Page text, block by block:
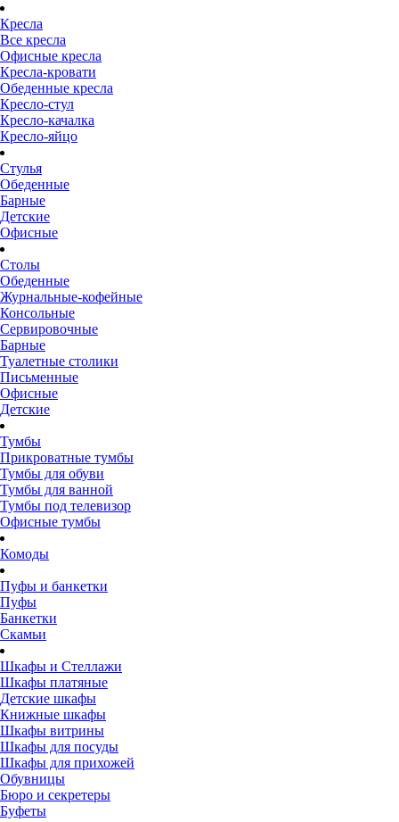
Кресла
Все кресла
Офисные кресла
Кресла-кровати
Обеденные кресла
Кресло-стул
Кресло-качалка
Кресло-яйцо
Стулья
Обеденные
Барные
Детские
Офисные
Столы
Обеденные
Журнальные-кофейные
Консольные
Сервировочные
Барные
Туалетные столики
Письменные
Офисные
Детские
Тумбы
Прикроватные тумбы
Тумбы для обуви
Тумбы для ванной
Тумбы под телевизор
Офисные тумбы
Комоды
Пуфы и банкетки
Пуфы
Банкетки
Скамьи
Шкафы и Стеллажи
Шкафы платяные
Детские шкафы
Книжные шкафы
Шкафы витрины
Шкафы для посуды
Шкафы для прихожей
Обувницы
Бюро и секретеры
Буфеты